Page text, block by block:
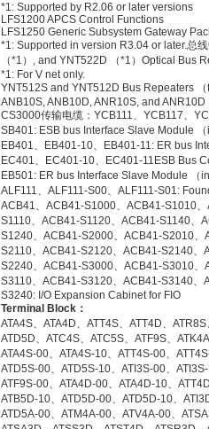
*1: Supported by R2.06 or later versions
LFS1200 APCS Control Functions
LFS1250 Generic Subsystem Gateway
*1: Supported in version R3.04 or later.总
（*1）, and YNT522D （*1）Optical Bus
*1: For V net only.
YNT512S and YNT512D Bus Repeaters
ANB10S, ANB10D, ANR10S, and
CS3000传输电缆：YCB111、YCB117、
SB401: ESB bus Interface Slave Module
EB401、EB401-10、EB401-11: ER bus
EC401、EC401-10、EC401-11ESB Bus
EB501: ER bus Interface Slave Module （
ALF111、ALF111-S00、ALF111-S01:
ACB41、ACB41-S1000、ACB41-S1010
S1110、ACB41-S1120、ACB41-S1140
S1240、ACB41-S2000、ACB41-S2010
S2110、ACB41-S2120、ACB41-S2140
S2240、ACB41-S3000、ACB41-S3010
S3110、ACB41-S3120、ACB41-S3140
S3240: I/O Expansion Cabinet for FIO
Terminal Block ：
ATA4S、ATA4D、ATT4S、ATT4D、
ATD5D、ATC4S、ATC5S、ATF9S、
ATA4S-00、ATA4S-10、ATT4S-00、
ATD5S-00、ATD5S-10、ATI3S-00、
ATF9S-00、ATA4D-00、ATA4D-10、
ATB5D-10、ATD5D-00、ATD5D-10、
ATD5A-00、ATM4A-00、ATV4A-00、